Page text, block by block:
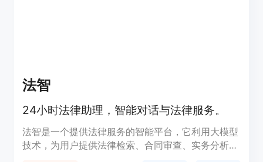
法智
24小时法律助理，智能对话与法律服务。
法智是一个提供法律服务的智能平台，它利用大模型
技术，为用户提供法律检索、合同审查、实务分析等